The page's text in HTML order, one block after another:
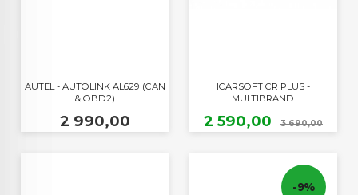
AUTEL - AUTOLINK AL629 (CAN
& OBD2)
Pris
2 990,00
ICARSOFT CR PLUS -
MULTIBRAND
Tilbud
2 590,00 3 690,00
-9%